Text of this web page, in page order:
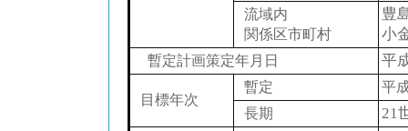
流域内
関係区市町村
豊
小
暫定計画策定年月日 平
目標年次
暫定
平
長期
21